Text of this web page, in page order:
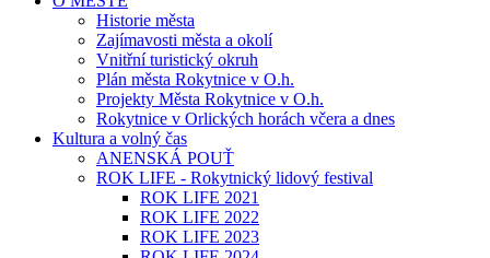
Historie města
Zajímavosti města a okolí
Vnitřní turistický okruh
Plán města Rokytnice v O.h.
Projekty Města Rokytnice v O.h.
Rokytnice v Orlických horách včera a dnes
Kultura a volný čas
ANENSKÁ POUŤ
ROK LIFE - Rokytnický lidový festival
ROK LIFE 2021
ROK LIFE 2022
ROK LIFE 2023